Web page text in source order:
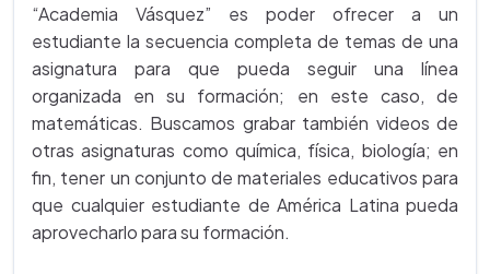
“Academia Vásquez” es poder ofrecer a un
estudiante la secuencia completa de temas de una
asignatura para que pueda seguir una línea
organizada en su formación; en este caso, de
matemáticas. Buscamos grabar también videos de
otras asignaturas como química, física, biología; en
fin, tener un conjunto de materiales educativos para
que cualquier estudiante de América Latina pueda
aprovecharlo para su formación.